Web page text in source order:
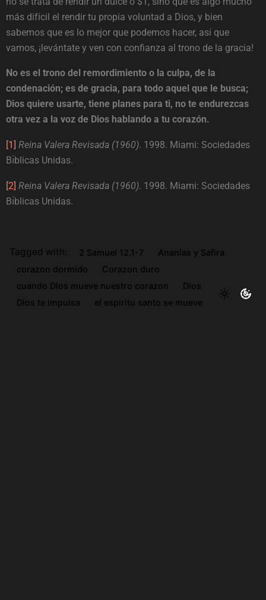
más difícil el rendir tu propia voluntad a Dios, y bien
sabemos que es lo mejor que podemos hacer, así que
vamos, ¡levántate y ven con confianza al trono de la gracia!
No es el trono del remordimiento o la culpa, de la
condenación; es de gracia, para todo aquel que le busca;
Dios quiere usarte, tiene planes para ti, no te endurezcas
otra vez a la voz de Dios hablando a tu corazón.
[1] Reina Valera Revisada (1960). 1998. Miami: Sociedades
Bı́blicas Unidas.
[2] Reina Valera Revisada (1960). 1998. Miami: Sociedades
Bı́blicas Unidas.
Tagged with: 2 Samuel 12.1-7
Ananías y Safira
corazon dormido
Corazon duro
cuando DIos mueve nuestro corazon
Dios
Dios te impulsa
el espiritu santo se mueve